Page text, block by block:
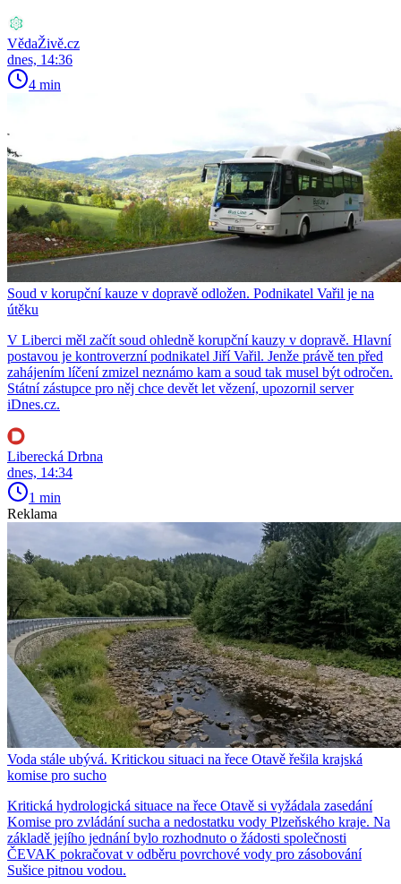
VědaŽivě.cz
dnes, 14:36
4 min
Soud v korupční kauze v dopravě odložen. Podnikatel Vařil je na
útěku
V Liberci měl začít soud ohledně korupční kauzy v dopravě. Hlavní
postavou je kontroverzní podnikatel Jiří Vařil. Jenže právě ten před
zahájením líčení zmizel neznámo kam a soud tak musel být odročen.
Státní zástupce pro něj chce devět let vězení, upozornil server
iDnes.cz.
Liberecká Drbna
dnes, 14:34
1 min
Reklama
Voda stále ubývá. Kritickou situaci na řece Otavě řešila krajská
komise pro sucho
Kritická hydrologická situace na řece Otavě si vyžádala zasedání
Komise pro zvládání sucha a nedostatku vody Plzeňského kraje. Na
základě jejího jednání bylo rozhodnuto o žádosti společnosti
ČEVAK pokračovat v odběru povrchové vody pro zásobování
Sušice pitnou vodou.